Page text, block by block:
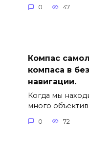
0 47
Компас
компаса в
навигации.
Когда мы
много
0 72